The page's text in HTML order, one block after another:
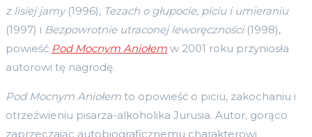
z lisiej jamy(1996), Tezach o głupocie, piciu i umieraniu
(1997) i Bezpowrotnie utraconej leworęczności(1998),
powieść Pod Mocnym Aniołem w 2001 roku przyniosła
autorowi tę nagrodę.
Pod Mocnym Aniołem to opowieść o piciu, zakochaniu i
otrzeźwieniu pisarza-alkoholika Jurusia. Autor, gorąco
zaprzeczając autobiograficznemu charakterowi